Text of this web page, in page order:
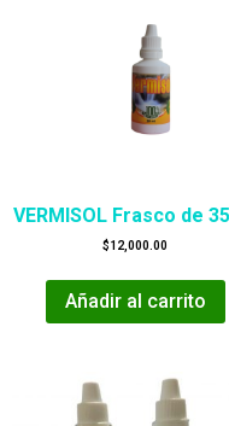
VERMISOL Frasco de
$12,000.00
Añadir al carrito